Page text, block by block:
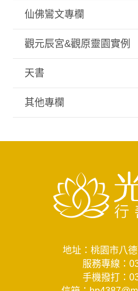
仙佛鸞文專欄
觀元辰宮&觀原靈園實例
天書
其他專欄
地址：桃園市八
服務專線：
手機撥打：